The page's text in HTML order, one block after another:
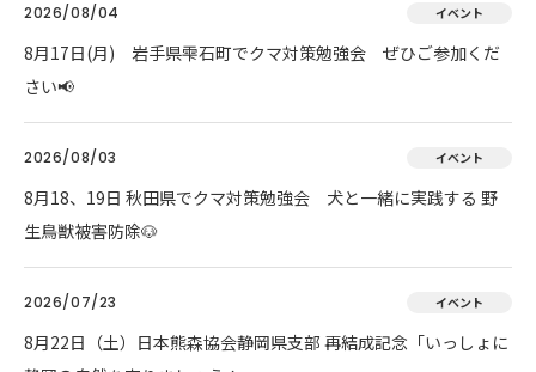
2026/08/04 イベント
8月17日(月) 岩手県雫石町でクマ対策勉強会 ぜひご参加くだ
さい📢
2026/08/03 イベント
8月18、19日 秋田県でクマ対策勉強会 犬と一緒に実践する 野
生鳥獣被害防除🐶
2026/07/23 イベント
8月22日（土）日本熊森協会静岡県支部 再結成記念「いっしょに